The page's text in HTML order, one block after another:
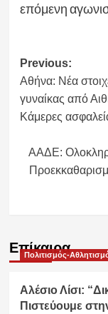
επόμενη
Post
Previous:
Αθήνα: Νέα
γυναίκας από
Κάμερες
ΑΑΔΕ:
Επίκαιρα
Πολιτισμός-
Αλέσιο Λίσι:
Πιστεύουμε